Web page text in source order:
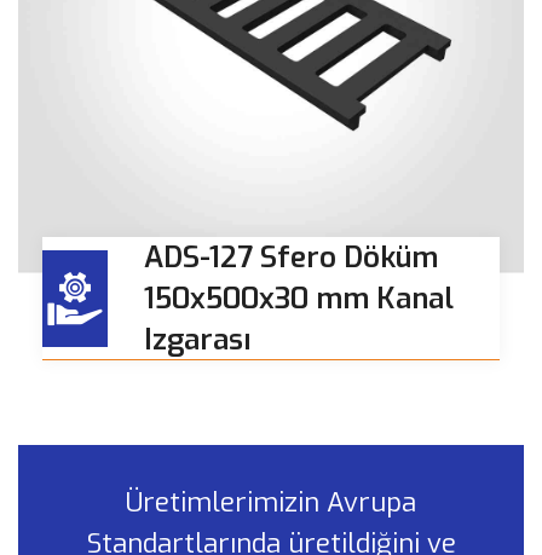
ADS-127 Sfero Döküm
150x500x30 mm Kanal
Izgarası
Üretimlerimizin Avrupa
Standartlarında üretildiğini ve